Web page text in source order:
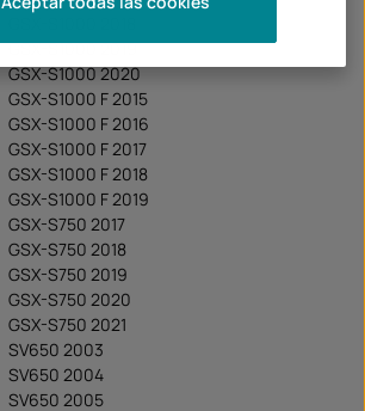
GSX-S1000 2019
GSX-S1000 2020
GSX-S1000 F 2015
GSX-S1000 F 2016
GSX-S1000 F 2017
GSX-S1000 F 2018
GSX-S1000 F 2019
GSX-S750 2017
GSX-S750 2018
GSX-S750 2019
GSX-S750 2020
GSX-S750 2021
SV650 2003
SV650 2004
SV650 2005